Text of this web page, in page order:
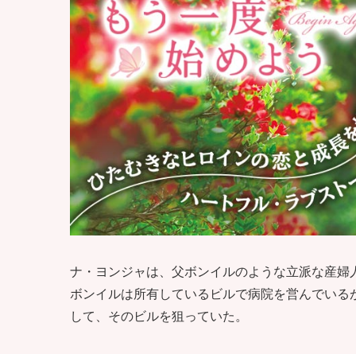
ナ・ヨンジャは、父ボンイルのような立派な産婦
ボンイルは所有しているビルで病院を営んでい
して、そのビルを狙っていた。